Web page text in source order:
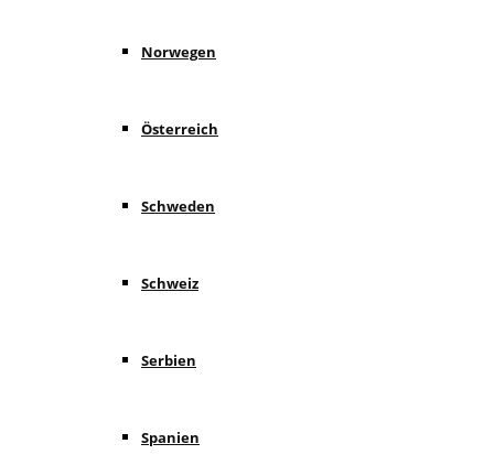
Norwegen
Österreich
Schweden
Schweiz
Serbien
Spanien